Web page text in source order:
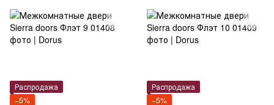
Распродажа
−5%
Распродажа
−5%